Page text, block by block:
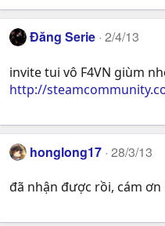
Đăng Serie 2/4/13
invite tui vô F4VN giùm
http://
honglong17 28/3/13
đã nhận được rồi, cám